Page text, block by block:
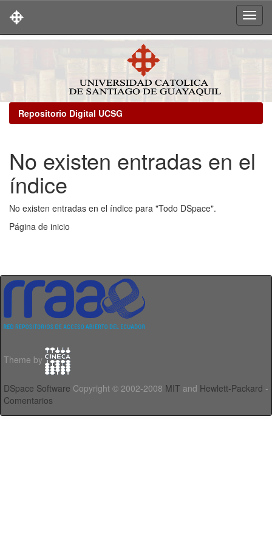
Repositorio Digital UCSG
No existen entradas en el
índice
No existen entradas en el índice para "Todo DSpace".
Página de inicio
Theme by
DSpace Software Copyright © 2002-2008 MIT and Hewlett-Packard -
Comentarios